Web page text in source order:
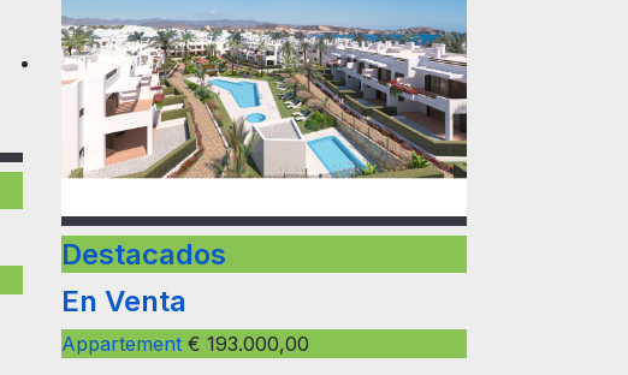
Destacados
En Venta
Appartement € 193.000,00